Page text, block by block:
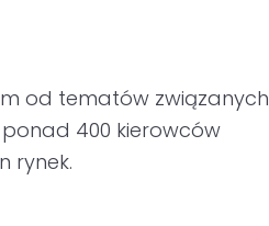
od tematów związanych
400 kierowców
rynek.